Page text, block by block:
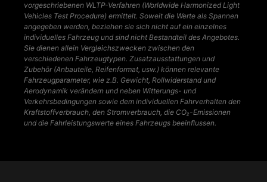
vorgeschriebenen WLTP-Verfahren (Worldwide Harmonized Light
Vehicles Test Procedure) ermittelt. Soweit die Werte als Spannen
angegeben werden, beziehen sie sich nicht auf ein einzelnes
individuelles Fahrzeug und sind nicht Bestandteil des Angebotes.
Sie dienen allein Vergleichszwecken zwischen den
verschiedenen Fahrzeugtypen. Zusatzausstattungen und
Zubehör (Anbauteile, Reifenformat, usw.) können relevante
Fahrzeugparameter, wie z.B. Gewicht, Rollwiderstand und
Aerodynamik verändern und neben Witterungs- und
Verkehrsbedingungen sowie dem individuellen Fahrverhalten den
Kraftstoffverbrauch, den Stromverbrauch, die CO₂-Emissionen
und die Fahrleistungswerte eines Fahrzeugs beeinflussen.